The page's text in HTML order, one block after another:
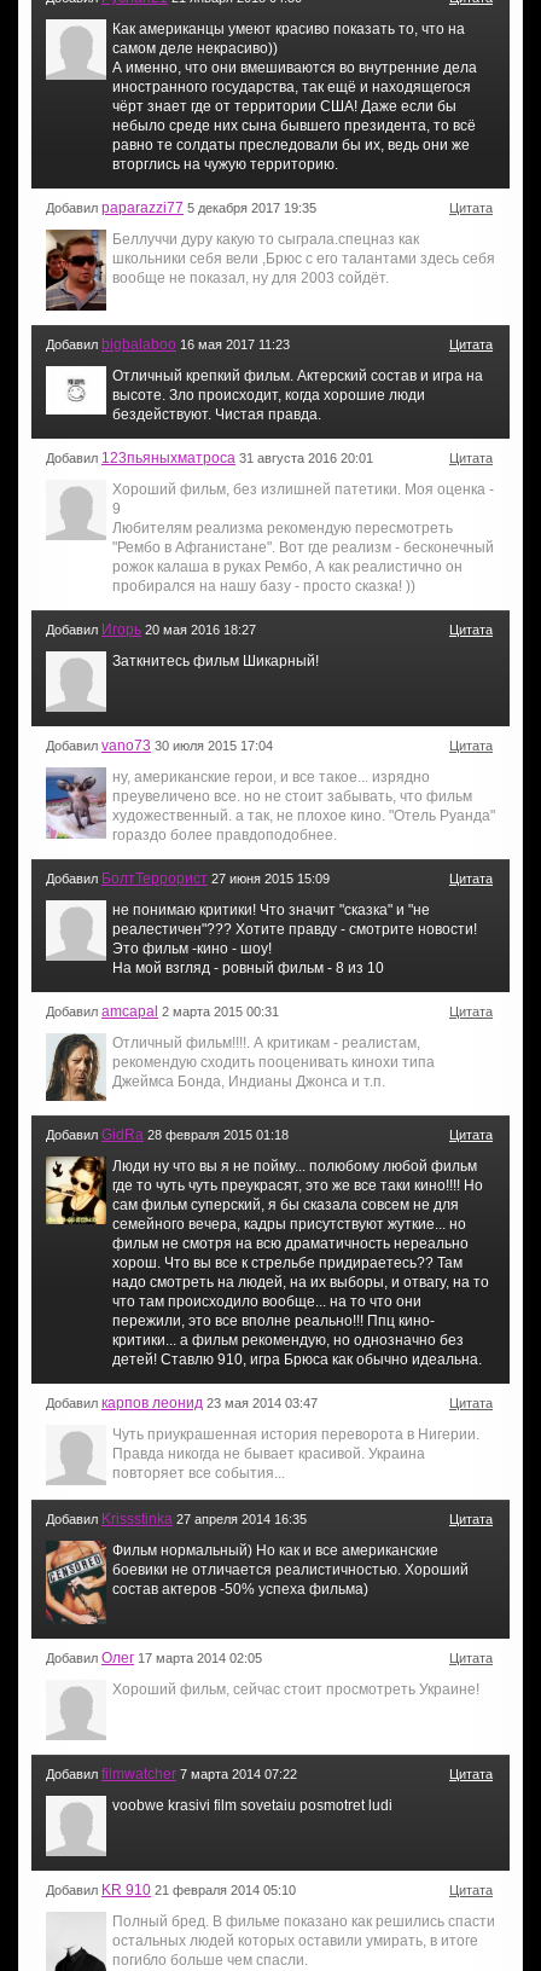
Как американцы умеют красиво показать то, что на
самом деле некрасиво))
А именно, что они вмешиваются во внутренние дела
иностранного государства, так ещё и находящегося
чёрт знает где от территории США! Даже если бы
небыло среде них сына бывшего президента, то всё
равно те солдаты преследовали бы их, ведь они же
вторглись на чужую территорию.
Добавил paparazzi77 5 декабря 2017 19:35 Цитата
Беллуччи дуру какую то сыграла.спецназ как
школьники себя вели ,Брюс с его талантами здесь себя
вообще не показал, ну для 2003 сойдёт.
Добавил bigbalaboo 16 мая 2017 11:23 Цитата
Отличный крепкий фильм. Актерский состав и игра на
высоте. Зло происходит, когда хорошие люди
бездействуют. Чистая правда.
Добавил 123пьяныхматроса 31 августа 2016 20:01 Цитата
Хороший фильм, без излишней патетики. Моя оценка -
9
Любителям реализма рекомендую пересмотреть
"Рембо в Афганистане". Вот где реализм - бесконечный
рожок калаша в руках Рембо, А как реалистично он
пробирался на нашу базу - просто сказка! ))
Добавил Игорь 20 мая 2016 18:27 Цитата
Заткнитесь фильм Шикарный!
Добавил vano73 30 июля 2015 17:04 Цитата
ну, американские герои, и все такое... изрядно
преувеличено все. но не стоит забывать, что фильм
художественный. а так, не плохое кино. "Отель Руанда"
гораздо более правдоподобнее.
Добавил БолтТеррорист 27 июня 2015 15:09 Цитата
не понимаю критики! Что значит "сказка" и "не
реалестичен"??? Хотите правду - смотрите новости!
Это фильм -кино - шоу!
На мой взгляд - ровный фильм - 8 из 10
Добавил amcapal 2 марта 2015 00:31 Цитата
Отличный фильм!!!!. А критикам - реалистам,
рекомендую сходить пооценивать кинохи типа
Джеймса Бонда, Индианы Джонса и т.п.
Добавил GidRa 28 февраля 2015 01:18 Цитата
Люди ну что вы я не пойму... полюбому любой фильм
где то чуть чуть преукрасят, это же все таки кино!!!! Но
сам фильм суперский, я бы сказала совсем не для
семейного вечера, кадры присутствуют жуткие... но
фильм не смотря на всю драматичность нереально
хорош. Что вы все к стрельбе придираетесь?? Там
надо смотреть на людей, на их выборы, и отвагу, на то
что там происходило вообще... на то что они
пережили, это все вполне реально!!! Ппц кино-
критики... а фильм рекомендую, но однозначно без
детей! Ставлю 910, игра Брюса как обычно идеальна.
Добавил карпов леонид 23 мая 2014 03:47 Цитата
Чуть приукрашенная история переворота в Нигерии.
Правда никогда не бывает красивой. Украина
повторяет все события...
Добавил Krissstinka 27 апреля 2014 16:35 Цитата
Фильм нормальный) Но как и все американские
боевики не отличается реалистичностью. Хороший
состав актеров -50% успеха фильма)
Добавил Олег 17 марта 2014 02:05 Цитата
Хороший фильм, сейчас стоит просмотреть Украине!
Добавил filmwatcher 7 марта 2014 07:22 Цитата
voobwe krasivi film sovetaiu posmotret ludi
Добавил KR 910 21 февраля 2014 05:10 Цитата
Полный бред. В фильме показано как решились спасти
остальных людей которых оставили умирать, в итоге
погибло больше чем спасли.